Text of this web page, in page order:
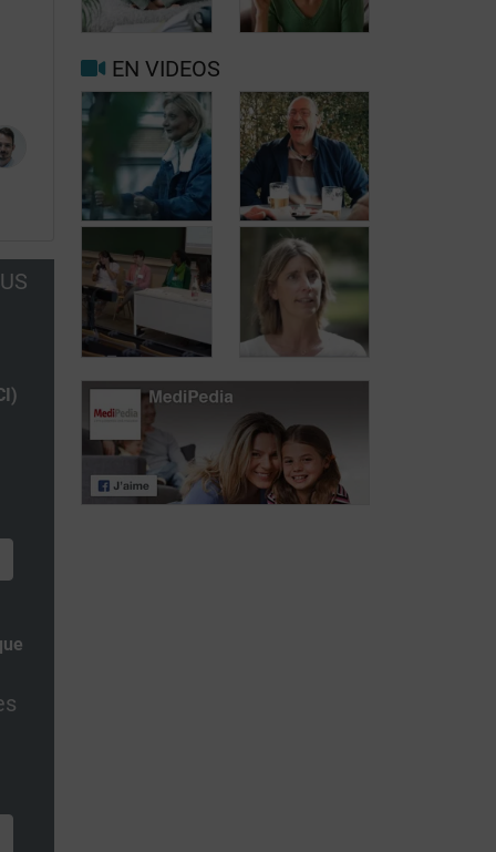
migraine ou
maux de tête?
maux de tête au
jour le jour
Mieux vivre
avec la
migraine au
quotidien
Facteurs
déclenchants et
de risque
migraine et
maux de tête
EN VIDEOS
Carole, 55 ans,
solution aux
Jean, 58 ans,
profite de la vie
malgré les
patients atteints
de lymphome:
Mariangela
Fiorente,
ALWB
patients atteints
de lymphome:
Pr Virginie De
Wilde